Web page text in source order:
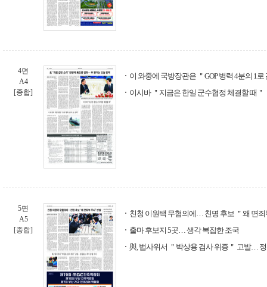
4면
A4
[종합]
이 와중에 국방장관은 ＂GOP 병력 4분의 1로
이시바 ＂지금은 한일 군수협정 체결할 때＂
5면
A5
[종합]
친청 이원택 무혐의에… 친명 후보 ＂왜 면죄
출마 후보지 5곳… 생각 복잡한 조국
與, 법사위서 ＂박상용 검사 위증＂ 고발…